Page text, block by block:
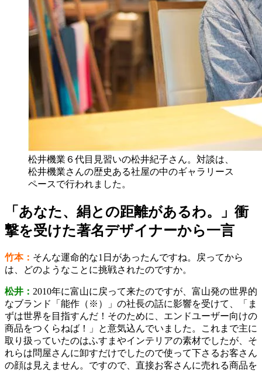
松井機業６代目見習いの松井紀子さん。対談は、
松井機業さんの歴史ある社屋の中のギャラリース
ペースで行われました。
「あなた、絹との距離があるわ。」衝
撃を受けた著名デザイナーから一言
竹本： そんな運命的な1日があったんですね。戻ってから
は、どのようなことに挑戦されたのですか。
松井： 2010年に富山に戻って来たのですが、富山発の世界的
なブランド「能作（※）」の社長の話に影響を受けて、「ま
ずは世界を目指すんだ！そのために、エンドユーザー向けの
商品をつくらねば！」と意気込んでいました。これまで主に
取り扱っていたのはふすまやインテリアの素材でしたが、そ
れらは問屋さんに卸すだけでしたので使って下さるお客さん
の顔は見えません。ですので、直接お客さんに売れる商品を